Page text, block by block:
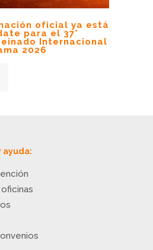
oficial ya está
para el 37°
Internacional
2026
ayuda: